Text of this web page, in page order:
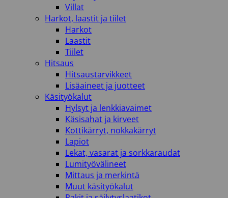
Villat
Harkot, laastit ja tiilet
Harkot
Laastit
Tiilet
Hitsaus
Hitsaustarvikkeet
Lisäaineet ja juotteet
Käsityökalut
Hylsyt ja lenkkiavaimet
Käsisahat ja kirveet
Kottikärryt, nokkakärryt
Lapiot
Lekat, vasarat ja sorkkaraudat
Lumityövälineet
Mittaus ja merkintä
Muut käsityökalut